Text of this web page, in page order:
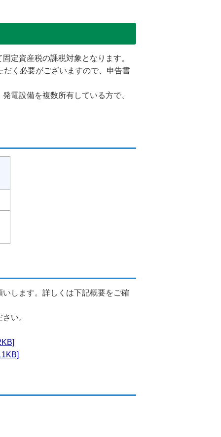
定資産税の課税対象となります。
く必要がございますので、申告書
電設備を複数所有している方で、
します。詳しくは下記概要をご確
い。